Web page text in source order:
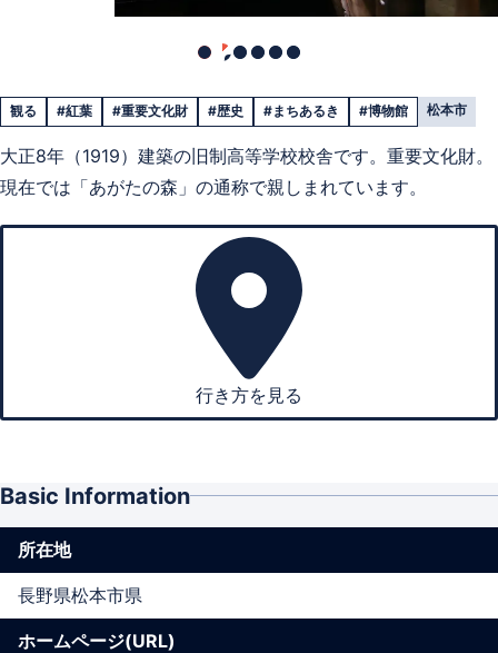
観る #紅葉 #重要文化財 #歴史 #まちあるき #博物館 松本市
大正8年（1919）建築の旧制高等学校校舎です。重要文化財。
現在では「あがたの森」の通称で親しまれています。
行き方を見る
Basic Information
所在地
長野県松本市県
ホームページ(URL)